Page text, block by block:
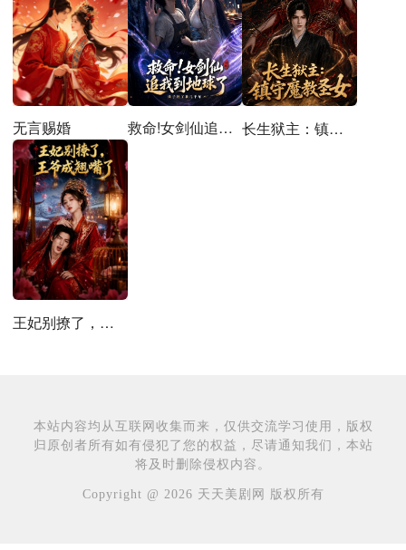
无言赐婚 救命!女剑仙追到地球了 长生狱主：镇守魔教圣女
王妃别撩了，王爷成翘嘴了
本站内容均从互联网收集而来，仅供交流学习使用，版权
归原创者所有如有侵犯了您的权益，尽请通知我们，本站
将及时删除侵权内容。
Copyright @ 2026 天天美剧网 版权所有